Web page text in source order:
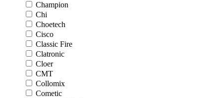
Champion
Chi
Choetech
Cisco
Classic Fire
Clatronic
Cloer
CMT
Collomix
Cometic